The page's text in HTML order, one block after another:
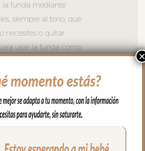
la funda mediante
siempre al tono, que
necesites o quitar
usar la funda como
confort del bebé
del saco quedan
de algodón, va por
cubriendo la parte
×